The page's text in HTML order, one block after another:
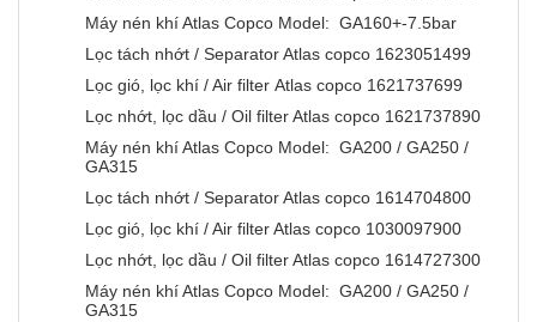
Máy nén khí Atlas Copco Model: GA160+-7.5bar
Lọc tách nhớt / Separator Atlas copco 1623051499
Lọc gió, lọc khí / Air filter Atlas copco 1621737699
Lọc nhớt, lọc dầu / Oil filter Atlas copco 1621737890
Máy nén khí Atlas Copco Model: GA200 / GA250 /
GA315
Lọc tách nhớt / Separator Atlas copco 1614704800
Lọc gió, lọc khí / Air filter Atlas copco 1030097900
Lọc nhớt, lọc dầu / Oil filter Atlas copco 1614727300
Máy nén khí Atlas Copco Model: GA200 / GA250 /
GA315